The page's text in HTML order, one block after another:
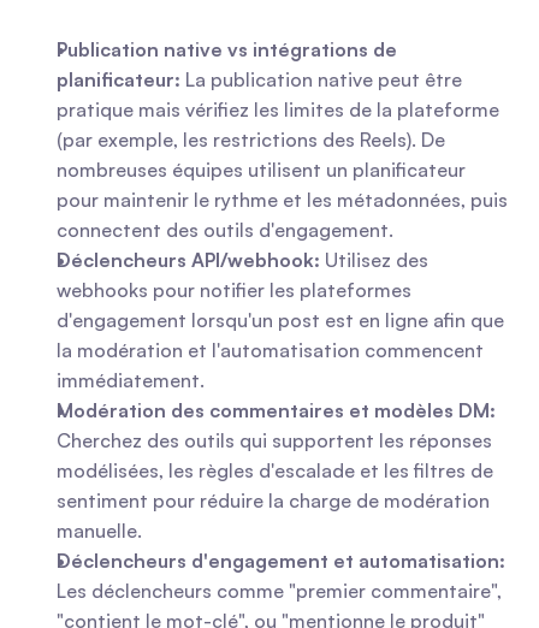
Publication native vs intégrations de
planificateur: La publication native peut être
pratique mais vérifiez les limites de la plateforme
(par exemple, les restrictions des Reels). De
nombreuses équipes utilisent un planificateur
pour maintenir le rythme et les métadonnées, puis
connectent des outils d'engagement.
Déclencheurs API/webhook: Utilisez des
webhooks pour notifier les plateformes
d'engagement lorsqu'un post est en ligne afin que
la modération et l'automatisation commencent
immédiatement.
Modération des commentaires et modèles DM:
Cherchez des outils qui supportent les réponses
modélisées, les règles d'escalade et les filtres de
sentiment pour réduire la charge de modération
manuelle.
Déclencheurs d'engagement et automatisation:
Les déclencheurs comme "premier commentaire",
"contient le mot-clé", ou "mentionne le produit"